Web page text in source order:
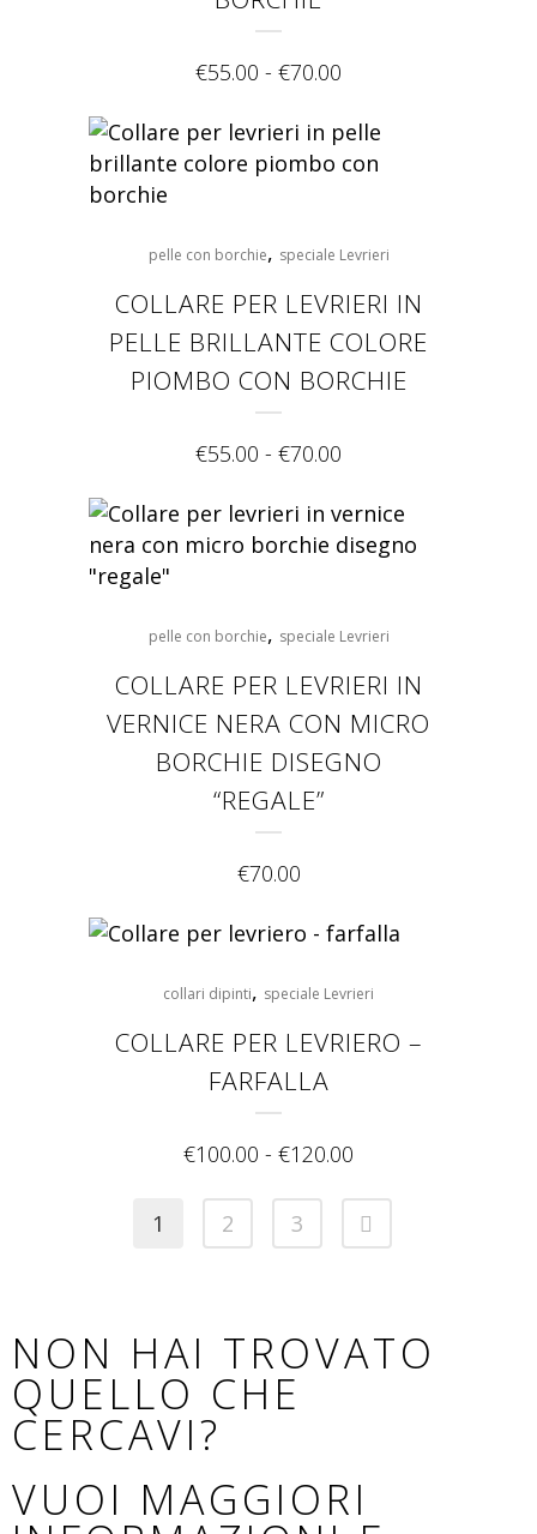
€55.00 - €70.00
pelle con borchie, speciale Levrieri
COLLARE PER LEVRIERI IN
PELLE BRILLANTE COLORE
PIOMBO CON BORCHIE
€55.00 - €70.00
pelle con borchie, speciale Levrieri
COLLARE PER LEVRIERI IN
VERNICE NERA CON MICRO
BORCHIE DISEGNO
“REGALE”
€70.00
collari dipinti, speciale Levrieri
COLLARE PER LEVRIERO –
FARFALLA
€100.00 - €120.00
1 2 3
NON HAI TROVATO
QUELLO CHE
CERCAVI?
VUOI MAGGIORI